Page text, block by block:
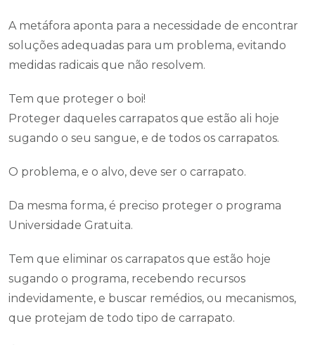
A metáfora aponta para a necessidade de encontrar
soluções adequadas para um problema, evitando
medidas radicais que não resolvem.
Tem que proteger o boi!
Proteger daqueles carrapatos que estão ali hoje
sugando o seu sangue, e de todos os carrapatos.
O problema, e o alvo, deve ser o carrapato.
Da mesma forma, é preciso proteger o programa
Universidade Gratuita.
Tem que eliminar os carrapatos que estão hoje
sugando o programa, recebendo recursos
indevidamente, e buscar remédios, ou mecanismos,
que protejam de todo tipo de carrapato.